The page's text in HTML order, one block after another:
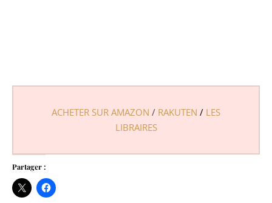
ACHETER SUR AMAZON / RAKUTEN / LES
LIBRAIRES
Partager :